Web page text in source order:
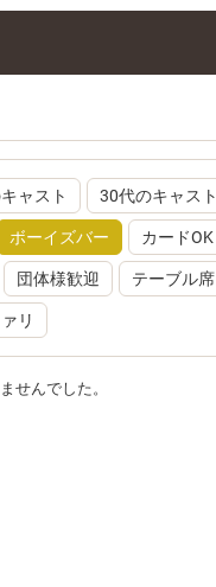
ャスト 30代のキャスト
ボーイズバー カードOK
団体様歓迎 テーブル席
リ
せんでした。